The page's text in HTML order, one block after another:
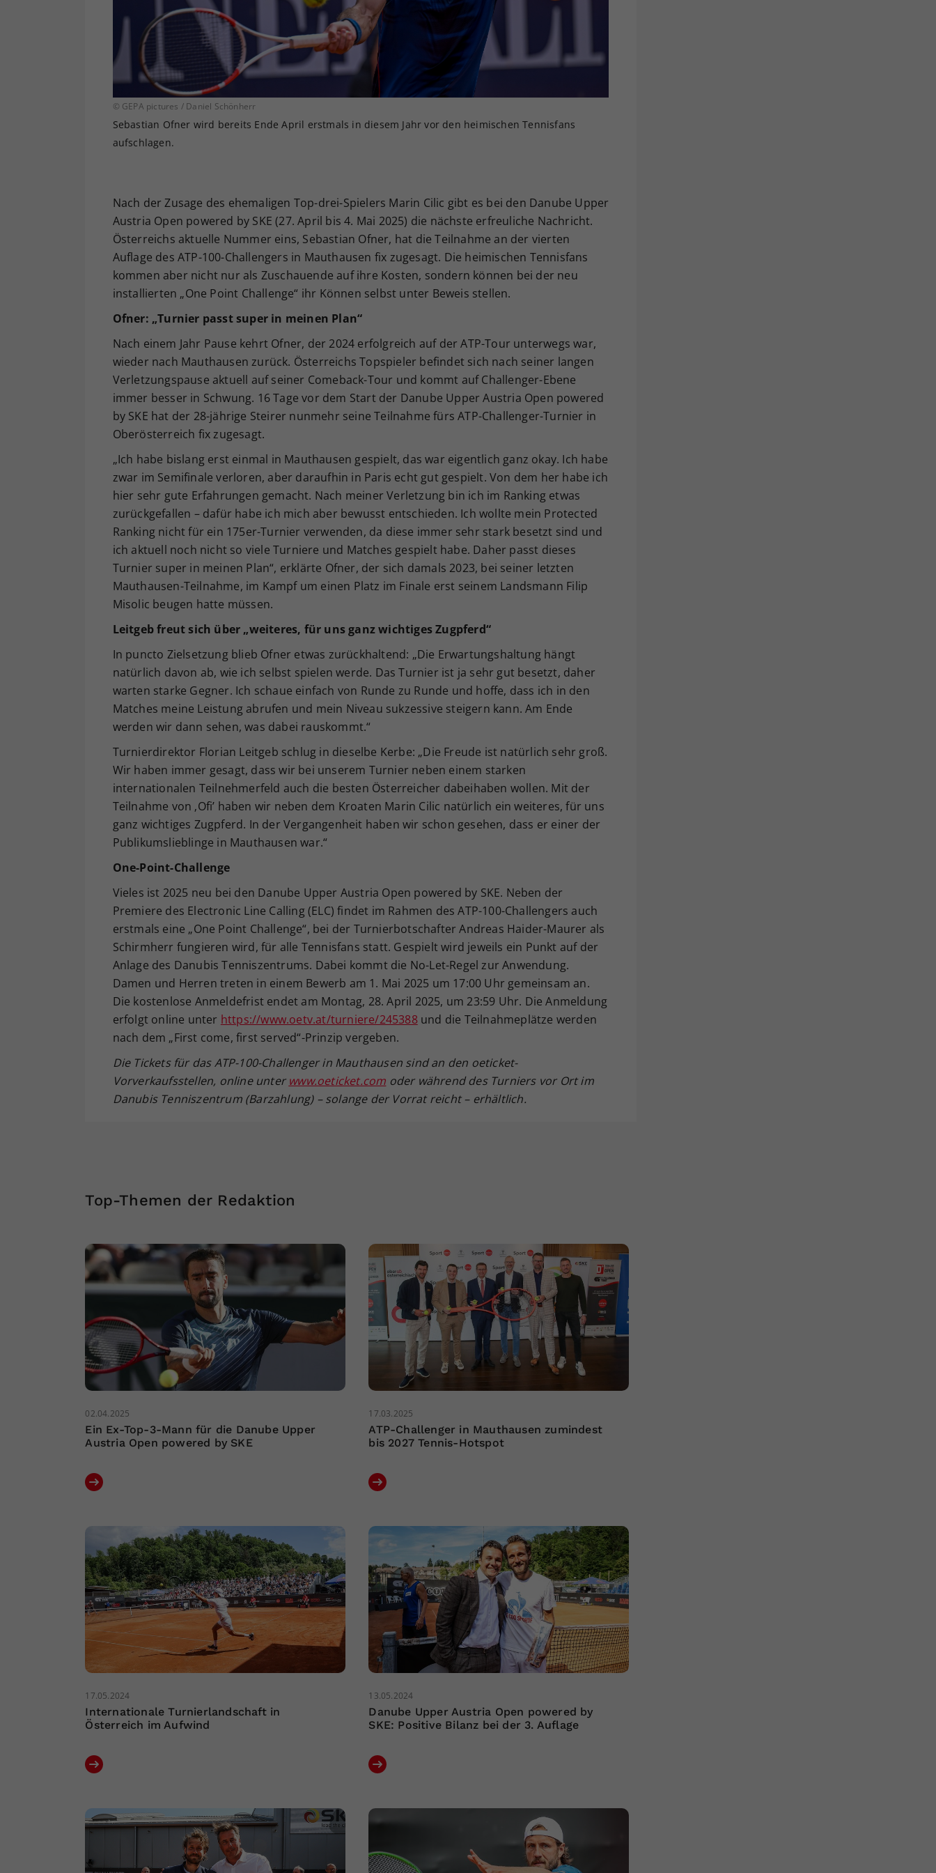
© GEPA pictures / Daniel Schönherr
Sebastian Ofner wird bereits Ende April erstmals in diesem Jahr vor den heimischen Tennisfans
aufschlagen.
Nach der Zusage des ehemaligen Top-drei-Spielers Marin Cilic gibt es bei den Danube Upper
Austria Open powered by SKE (27. April bis 4. Mai 2025) die nächste erfreuliche Nachricht.
Österreichs aktuelle Nummer eins, Sebastian Ofner, hat die Teilnahme an der vierten
Auflage des ATP-100-Challengers in Mauthausen fix zugesagt. Die heimischen Tennisfans
kommen aber nicht nur als Zuschauende auf ihre Kosten, sondern können bei der neu
installierten „One Point Challenge“ ihr Können selbst unter Beweis stellen.
Ofner: „Turnier passt super in meinen Plan“
Nach einem Jahr Pause kehrt Ofner, der 2024 erfolgreich auf der ATP-Tour unterwegs war,
wieder nach Mauthausen zurück. Österreichs Topspieler befindet sich nach seiner langen
Verletzungspause aktuell auf seiner Comeback-Tour und kommt auf Challenger-Ebene
immer besser in Schwung. 16 Tage vor dem Start der Danube Upper Austria Open powered
by SKE hat der 28-jährige Steirer nunmehr seine Teilnahme fürs ATP-Challenger-Turnier in
Oberösterreich fix zugesagt.
„Ich habe bislang erst einmal in Mauthausen gespielt, das war eigentlich ganz okay. Ich habe
zwar im Semifinale verloren, aber daraufhin in Paris echt gut gespielt. Von dem her habe ich
hier sehr gute Erfahrungen gemacht. Nach meiner Verletzung bin ich im Ranking etwas
zurückgefallen – dafür habe ich mich aber bewusst entschieden. Ich wollte mein Protected
Ranking nicht für ein 175er-Turnier verwenden, da diese immer sehr stark besetzt sind und
ich aktuell noch nicht so viele Turniere und Matches gespielt habe. Daher passt dieses
Turnier super in meinen Plan“, erklärte Ofner, der sich damals 2023, bei seiner letzten
Mauthausen-Teilnahme, im Kampf um einen Platz im Finale erst seinem Landsmann Filip
Misolic beugen hatte müssen.
Leitgeb freut sich über „weiteres, für uns ganz wichtiges Zugpferd“
In puncto Zielsetzung blieb Ofner etwas zurückhaltend: „Die Erwartungshaltung hängt
natürlich davon ab, wie ich selbst spielen werde. Das Turnier ist ja sehr gut besetzt, daher
warten starke Gegner. Ich schaue einfach von Runde zu Runde und hoffe, dass ich in den
Matches meine Leistung abrufen und mein Niveau sukzessive steigern kann. Am Ende
werden wir dann sehen, was dabei rauskommt.“
Turnierdirektor Florian Leitgeb schlug in dieselbe Kerbe: „Die Freude ist natürlich sehr groß.
Wir haben immer gesagt, dass wir bei unserem Turnier neben einem starken
internationalen Teilnehmerfeld auch die besten Österreicher dabeihaben wollen. Mit der
Teilnahme von ‚Ofi’ haben wir neben dem Kroaten Marin Cilic natürlich ein weiteres, für uns
ganz wichtiges Zugpferd. In der Vergangenheit haben wir schon gesehen, dass er einer der
Publikumslieblinge in Mauthausen war.“
One-Point-Challenge
Vieles ist 2025 neu bei den Danube Upper Austria Open powered by SKE. Neben der
Premiere des Electronic Line Calling (ELC) findet im Rahmen des ATP-100-Challengers auch
erstmals eine „One Point Challenge“, bei der Turnierbotschafter Andreas Haider-Maurer als
Schirmherr fungieren wird, für alle Tennisfans statt. Gespielt wird jeweils ein Punkt auf der
Anlage des Danubis Tenniszentrums. Dabei kommt die No-Let-Regel zur Anwendung.
Damen und Herren treten in einem Bewerb am 1. Mai 2025 um 17:00 Uhr gemeinsam an.
Die kostenlose Anmeldefrist endet am Montag, 28. April 2025, um 23:59 Uhr. Die Anmeldung
erfolgt online unter https://www.oetv.at/turniere/245388und die Teilnahmeplätze werden
nach dem „First come, first served“-Prinzip vergeben.
Die Tickets für das ATP-100-Challenger in Mauthausen sind an den oeticket-
Vorverkaufsstellen, online unter www.oeticket.com oder während des Turniers vor Ort im
Danubis Tenniszentrum (Barzahlung) – solange der Vorrat reicht – erhältlich.
Top-Themen der Redaktion
02.04.2025
Ein Ex-Top-3-Mann für die Danube Upper
Austria Open powered by SKE
17.03.2025
ATP-Challenger in Mauthausen zumindest
bis 2027 Tennis-Hotspot
17.05.2024
Internationale Turnierlandschaft in
Österreich im Aufwind
13.05.2024
Danube Upper Austria Open powered by
SKE: Positive Bilanz bei der 3. Auflage
Ihrer vorgenommen Einstellungen, falls der
Webseiten-Betreiber dies eingestellt hat.